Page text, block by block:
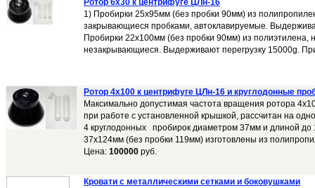
Ротор 6x30 к центрифуге ЦЛн-16
1) Пробирки 25х95мм (без пробки 90мм) из
закрывающиеся пробками, автоклавируемые.
Пробирки 22х100мм (без пробки 90мм) из полиэтилена,
незакрывающиеся. Выдерживают перегрузку 15000g.
Ротор 4x100 к центрифуге ЦЛн-16 и круглодонные
Максимально допустимая частота вращения ротора
при работе с установленной крышкой, рассчитан на
4 круглодонных пробирок диаметром 37мм и длиной
37х124мм (без пробки 119мм) изготовлены из
Цена: 100000 руб.
Кровати с металлическими сетками и боковушками